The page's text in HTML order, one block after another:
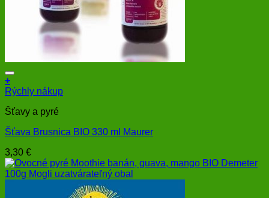
+
Rýchly nákup
Šťavy a pyré
Šťava Brusnica BIO 330 ml Maurer
3,30 €